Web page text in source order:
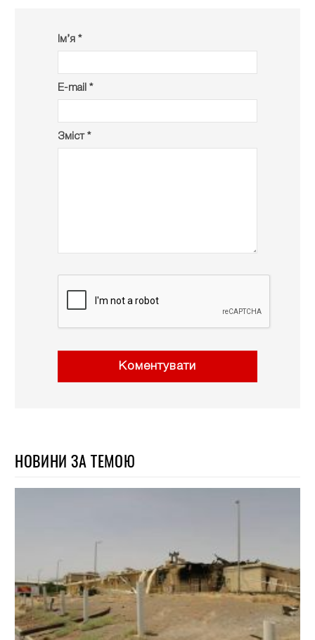
Ім’я *
E-mail *
Зміст *
Коментувати
НОВИНИ ЗА ТЕМОЮ